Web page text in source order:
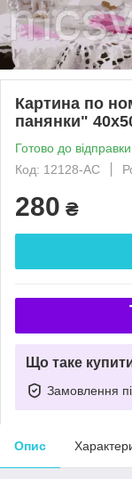
Картина по
панянки"
Готово до відправки
Код: 12128-AC
280 ₴
Що таке
Замовлення
Опис